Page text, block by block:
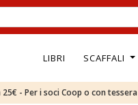
LIBRI SCAFFALI
- Per i soci Coop o con